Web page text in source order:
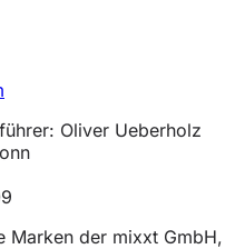
Oliver Ueberholz
Marken der mixxt GmbH,